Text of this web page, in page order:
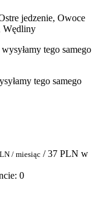
jedzenie, Owoce
Wędliny
tego samego
/ miesiąc /37 PLN w
0